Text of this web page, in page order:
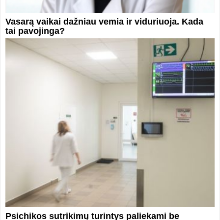
Vasarą vaikai dažniau vemia ir viduriuoja. Kada
tai pavojinga?
Psichikos sutrikimų turintys paliekami be